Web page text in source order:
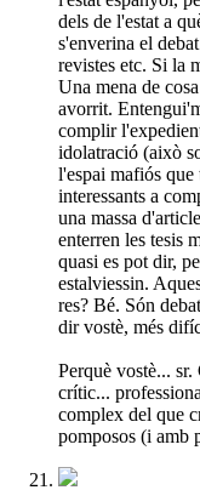
dels de l'estat a
s'enverina el
revistes etc. Si la
Una mena de
avorrit.
complir
idolatració (això
l'espai mafiós que
interessants a
una massa
enterren les tesis
quasi es pot dir,
estalviessin.
res? Bé. Són
dir vostè, més
Perquè vostè...
crític...
complex del que
pomposos (i amb